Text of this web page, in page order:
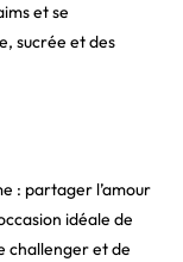
et se
sucrée et des
: partager l’amour
idéale de
challenger et de